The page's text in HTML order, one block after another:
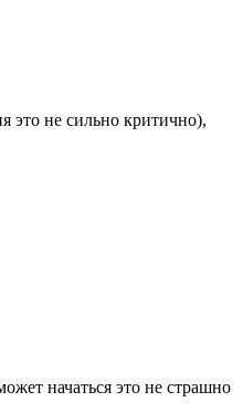
это не сильно критично),
начаться это не страшно